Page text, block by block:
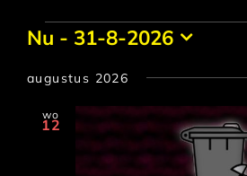
Evenementen
Nu - 31-8-2026
een
datum.
augustus 2026
wo
12